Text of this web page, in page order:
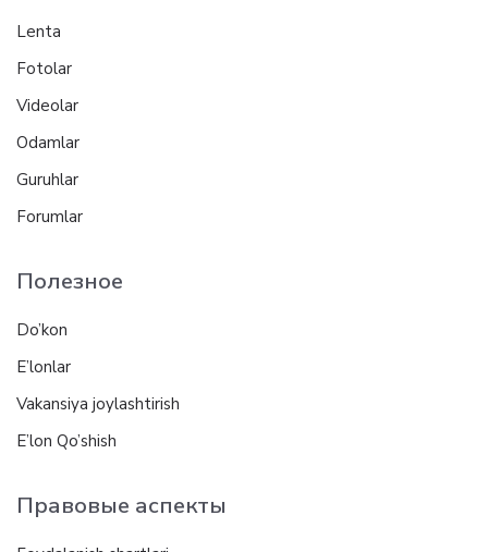
Lenta
Fotolar
Videolar
Odamlar
Guruhlar
Forumlar
Полезное
Do’kon
E’lonlar
Vakansiya joylashtirish
E’lon Qo’shish
Правовые аспекты